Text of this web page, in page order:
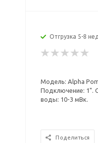
Отгрузка 5-8
Модель: Alpha
Подключение: 1".
воды: 10-3 мВк.
Поделиться